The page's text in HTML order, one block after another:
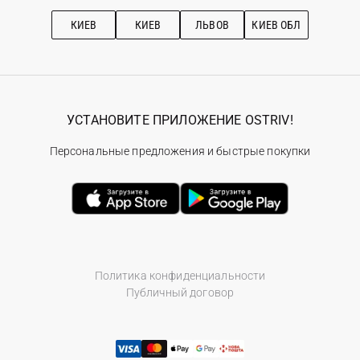
Рекомендации по уходу
КИЕВ КИЕВ ЛЬВОВ КИЕВ ОБЛ
Политика конфиденциальности
Публичный договор
УСТАНОВИТЕ ПРИЛОЖЕНИЕ OSTRIV!
Персональные предложения и быстрые покупки